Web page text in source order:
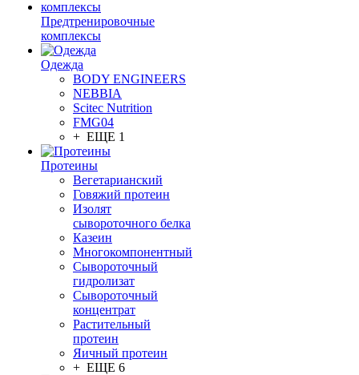
Предтренировочные
комплексы
Одежда
BODY ENGINEERS
NEBBIA
Scitec Nutrition
FMG04
+ ЕЩЕ 1
Протеины
Вегетарианский
Говяжий протеин
Изолят
сывороточного белка
Казеин
Многокомпонентный
Сывороточный
гидролизат
Сывороточный
концентрат
Растительный
протеин
Яичный протеин
+ ЕЩЕ 6